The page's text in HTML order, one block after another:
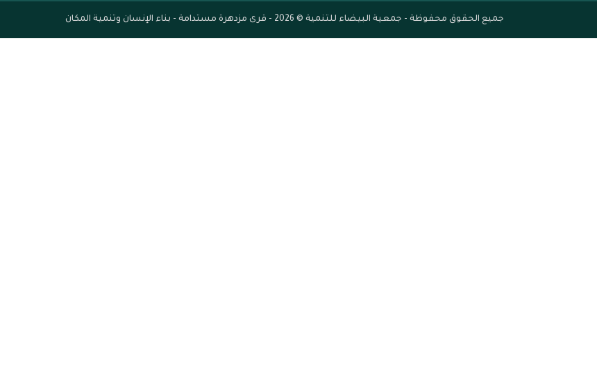
جميع الحقوق محفوظة - جمعية البيضاء للتنمية © 2026 - قرى مزدهرة مستدامة - بناء الإنسان وتنمية المكان